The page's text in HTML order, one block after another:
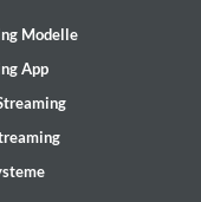
Modelle
App